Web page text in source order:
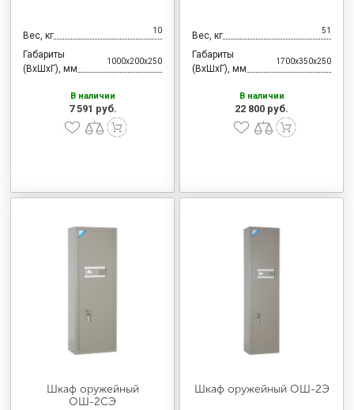
Вес, кг 10
Габариты
(ВхШхГ), мм
1000x200x250
В наличии
7 591 руб.
Вес, кг 51
Габариты
(ВхШхГ), мм
1700x350x250
В наличии
22 800 руб.
Шкаф оружейный
ОШ-2СЭ
Шкаф оружейный ОШ-2Э